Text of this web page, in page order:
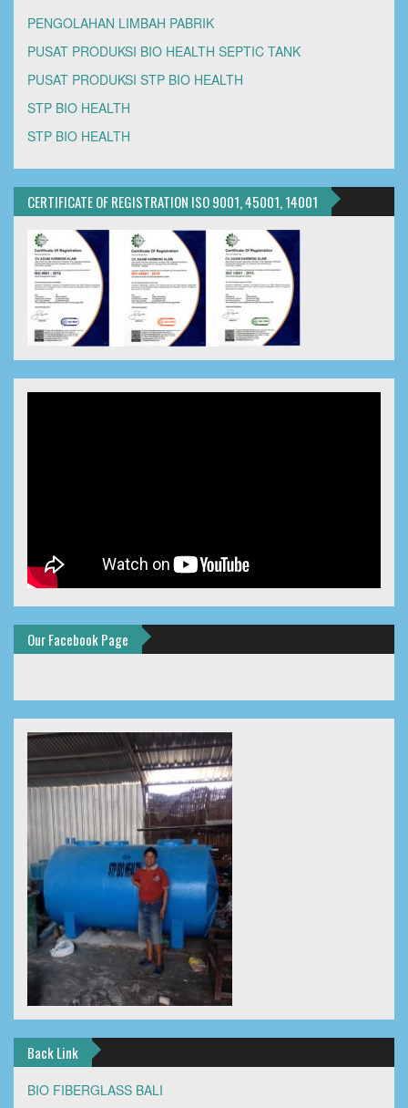
PENGOLAHAN LIMBAH PABRIK
PUSAT PRODUKSI BIO HEALTH SEPTIC TANK
PUSAT PRODUKSI STP BIO HEALTH
STP BIO HEALTH
STP BIO HEALTH
CERTIFICATE OF REGISTRATION ISO 9001, 45001, 14001
Our Facebook Page
Back Link
BIO FIBERGLASS BALI